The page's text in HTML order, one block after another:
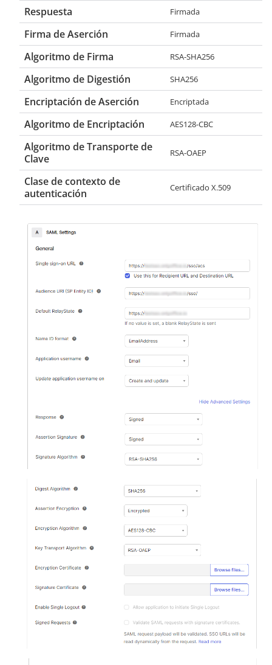
Respuesta Firmada
Firma de Aserción Firmada
Algoritmo de Firma RSA-SHA256
Algoritmo de Digestión SHA256
Encriptación de Aserción Encriptada
Algoritmo de Encriptación AES128-CBC
Algoritmo de Transporte de
Clave
RSA-OAEP
Clase de contexto de
autenticación
Certificado X.509